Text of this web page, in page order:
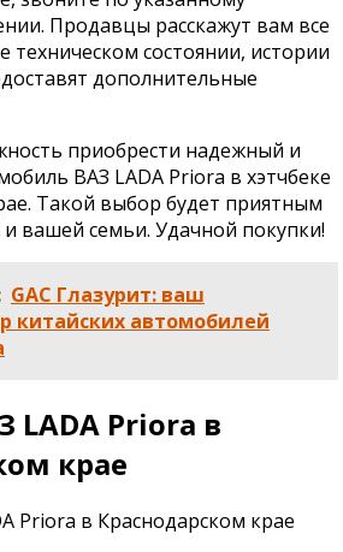
Продавцы расскажут вам все
техническом состоянии, истории
дополнительные
приобрести надежный и
ВАЗ LADA Priora в хэтчбеке
Такой выбор будет приятным
вашей семьи. Удачной покупки!
GAC Глазурит: ваш
китайских автомобилей
LADA Priora в
крае